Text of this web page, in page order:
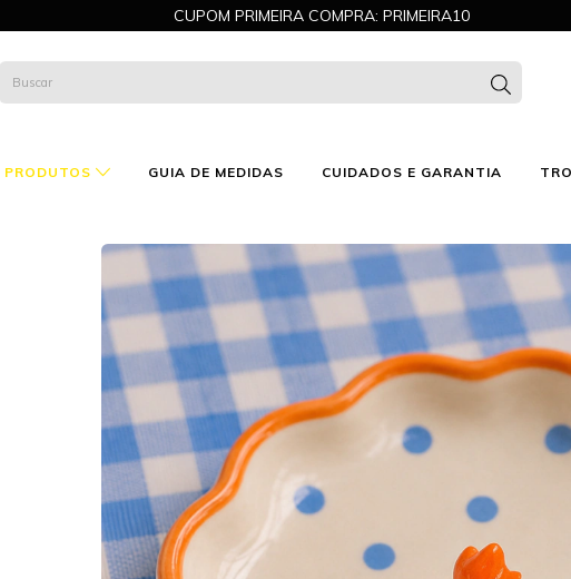
CUPOM PRIMEIRA COMPRA: PRIMEIRA10
PRODUTOS GUIA DE MEDIDAS CUIDADOS E GARANTIA